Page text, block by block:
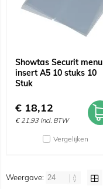
Showtas Securit menu
insert A5 10 stuks 10
Stuk
€ 18,12
€ 21,93 Incl. BTW
Vergelijken
Weergave: